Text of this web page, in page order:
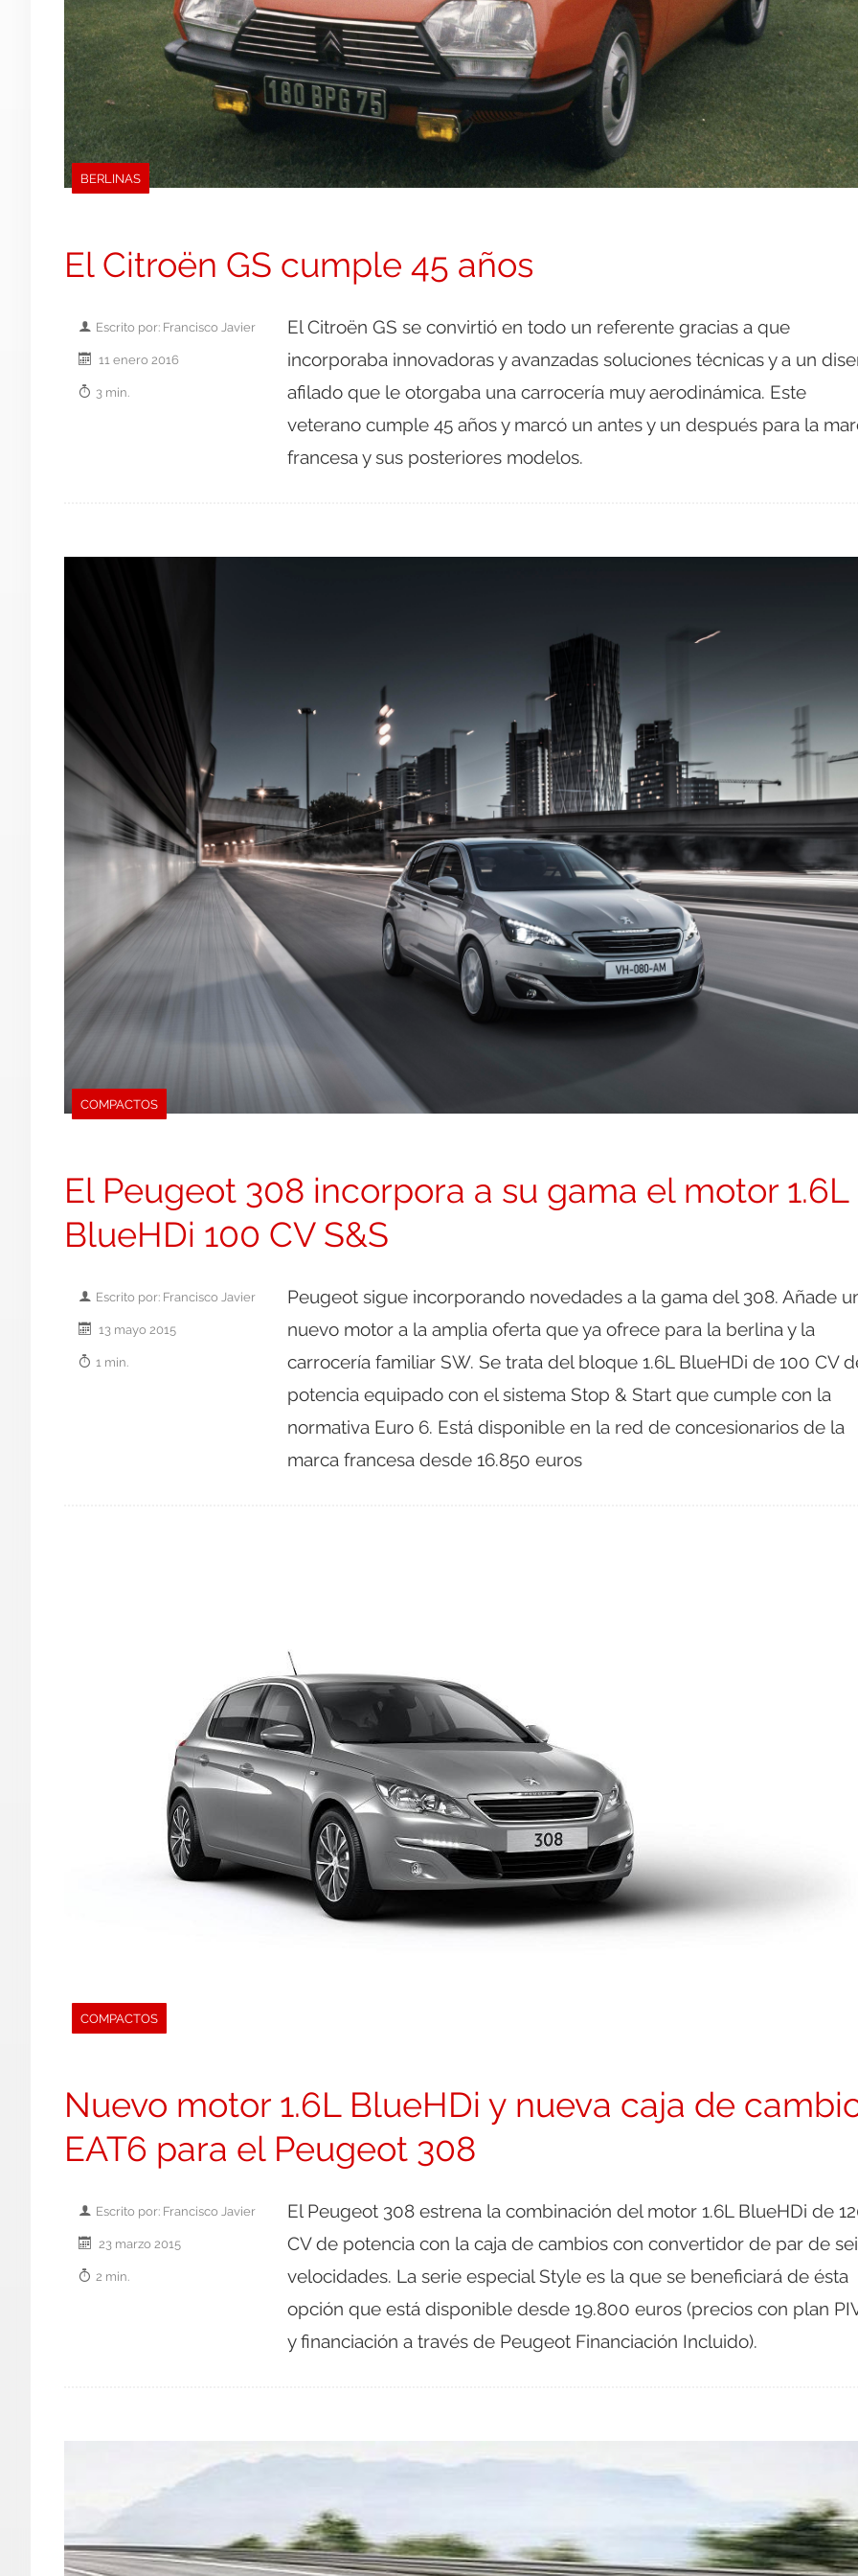
BERLINAS
El Citroën GS cumple 45 años
Escrito por: Francisco Javier
11 enero 2016
3 min.
El Citroën GS se convirtió en todo un referente gracias a que
incorporaba innovadoras y avanzadas soluciones técnicas y a un
afilado que le otorgaba una carrocería muy aerodinámica. Este
veterano cumple 45 años y marcó un antes y un después para la
francesa y sus posteriores modelos.
COMPACTOS
El Peugeot 308 incorpora a su gama el motor 1.6L
BlueHDi 100 CV S&S
Escrito por: Francisco Javier
13 mayo 2015
1 min.
Peugeot sigue incorporando novedades a la gama del 308. Añade
nuevo motor a la amplia oferta que ya ofrece para la berlina y la
carrocería familiar SW. Se trata del bloque 1.6L BlueHDi de 100 CV
potencia equipado con el sistema Stop & Start que cumple con la
normativa Euro 6. Está disponible en la red de concesionarios de la
marca francesa desde 16.850 euros
COMPACTOS
Nuevo motor 1.6L BlueHDi y nueva caja de
EAT6 para el Peugeot 308
Escrito por: Francisco Javier
23 marzo 2015
2 min.
El Peugeot 308 estrena la combinación del motor 1.6L BlueHDi de
CV de potencia con la caja de cambios con convertidor de par de
velocidades. La serie especial Style es la que se beneficiará de ésta
opción que está disponible desde 19.800 euros (precios con plan
y financiación a través de Peugeot Financiación Incluido).